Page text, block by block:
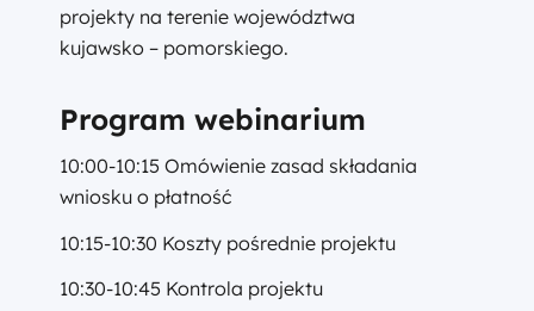
projekty na terenie województwa
kujawsko – pomorskiego.
Program webinarium
10:00-10:15 Omówienie zasad składania
wniosku o płatność
10:15-10:30 Koszty pośrednie projektu
10:30-10:45 Kontrola projektu